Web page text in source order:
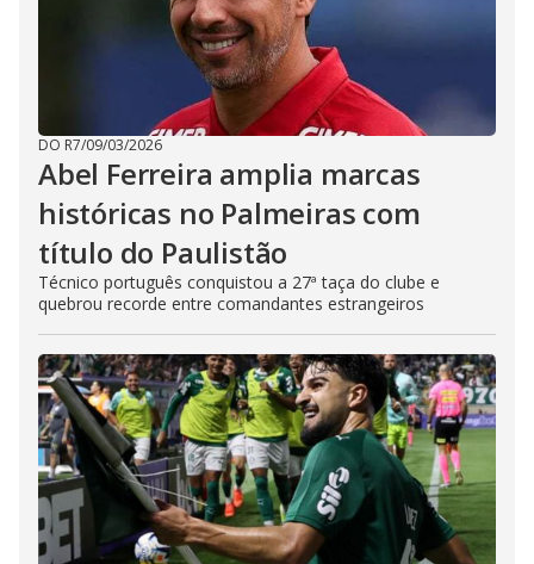
DO R7/09/03/2026
Abel Ferreira amplia marcas
históricas no Palmeiras com
título do Paulistão
Técnico português conquistou a 27ª taça do clube e
quebrou recorde entre comandantes estrangeiros